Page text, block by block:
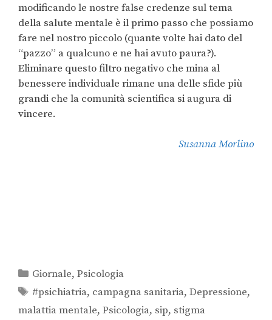
modificando le nostre false credenze sul tema
della salute mentale è il primo passo che possiamo
fare nel nostro piccolo (quante volte hai dato del
“pazzo” a qualcuno e ne hai avuto paura?).
Eliminare questo filtro negativo che mina al
benessere individuale rimane una delle sfide più
grandi che la comunità scientifica si augura di
vincere.
Susanna Morlino
Giornale,Psicologia
#psichiatria, campagna sanitaria,Depressione,
malattia mentale, Psicologia, sip, stigma